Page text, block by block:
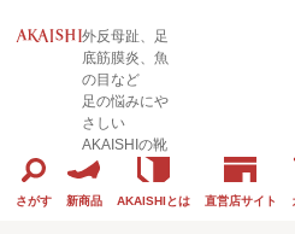
外反母趾、足
底筋膜炎、魚
の目など
足の悩みにや
さしい
AKAISHIの靴
さがす 新商品 AKAISHIとは 直営店サイト